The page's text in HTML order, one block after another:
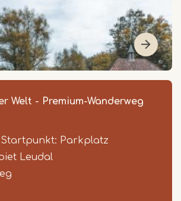
Welt - Premium-Wanderweg
Parkplatz
Leudal